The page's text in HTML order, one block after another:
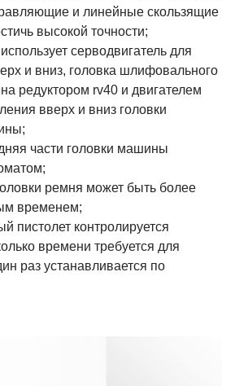
и линейные скользящие
высокой точности;
серводвигатель для
и вниз, головка шлифовального
редуктором rv40 и двигателем
вверх и вниз головки
части головки машины
ремня может быть более
временем;
пистолет контролируется
времени требуется для
раз устанавливается по